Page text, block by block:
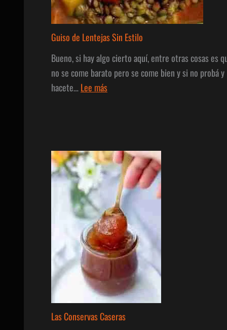
Guiso de Lentejas Sin Estilo
Bueno, si hay algo cierto aquí, entre otras cosas es
no se come barato pero se come bien y si no probá y
hacete…Lee más:
Estilo
Las Conservas Caseras